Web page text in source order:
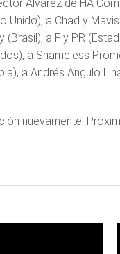
Álvarez de HA
Unido), a Chad y
a Fly PR
a Shameless
a Andrés Angulo
nuevamente.